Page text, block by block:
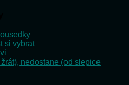
si vybrat
nedostane (od slepice